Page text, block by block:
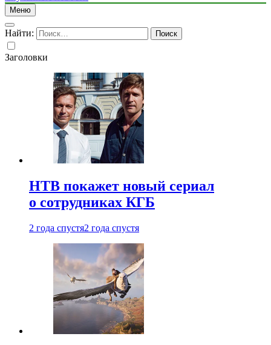
Меню
Найти:
Заголовки
НТВ покажет новый сериал
о сотрудниках КГБ
2 года спустя2 года спустя